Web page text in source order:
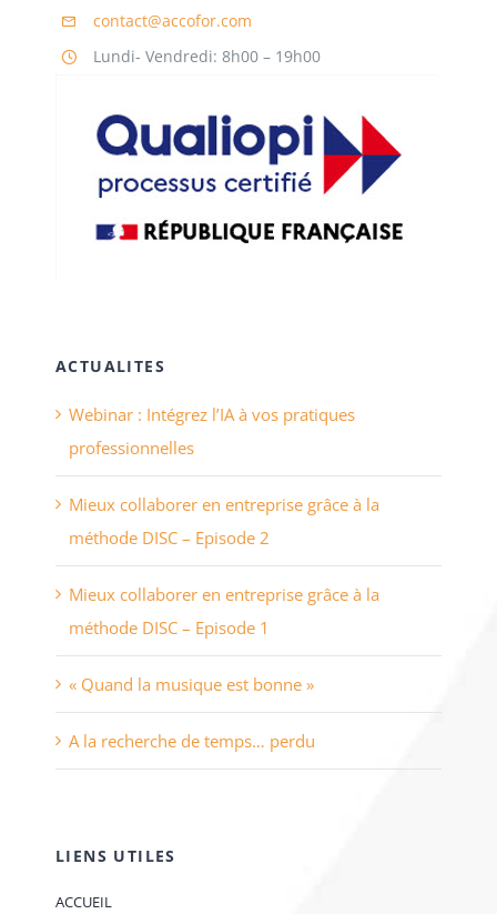
contact@accofor.com
Lundi- Vendredi: 8h00 – 19h00
ACTUALITES
Webinar : Intégrez l’IA à vos pratiques
professionnelles
Mieux collaborer en entreprise grâce à la
méthode DISC – Episode 2
Mieux collaborer en entreprise grâce à la
méthode DISC – Episode 1
« Quand la musique est bonne »
A la recherche de temps… perdu
LIENS UTILES
ACCUEIL